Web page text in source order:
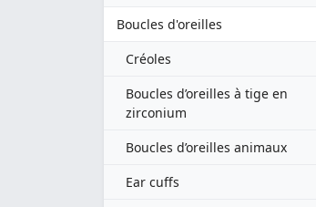
Boucles d'oreilles
Créoles
Boucles d’oreilles à tige en
zirconium
Boucles d’oreilles animaux
Ear cuffs